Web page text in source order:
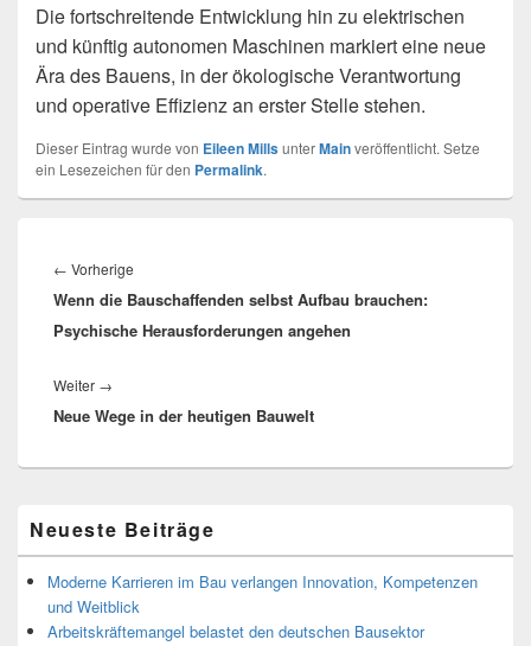
Die fortschreitende Entwicklung hin zu elektrischen
und künftig autonomen Maschinen markiert eine neue
Ära des Bauens, in der ökologische Verantwortung
und operative Effizienz an erster Stelle stehen.
Dieser Eintrag wurde von Eileen MillsunterMainveröffentlicht. Setze
ein Lesezeichen für den Permalink.
← Vorherige
Beitrag:
Wenn die Bauschaffenden selbst Aufbau brauchen:
Psychische Herausforderungen angehen
Weiter →
Beitrag:
Neue Wege in der heutigen Bauwelt
Seitenleisten-
Widgetbereich
Neueste Beiträge
Moderne Karrieren im Bau verlangen Innovation, Kompetenzen
und Weitblick
Arbeitskräftemangel belastet den deutschen Bausektor